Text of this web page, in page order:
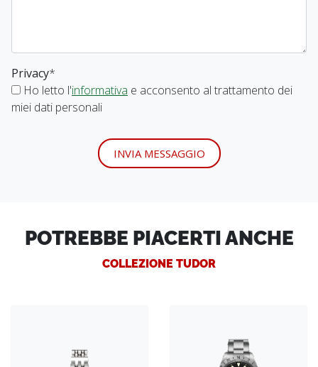
Privacy*
Ho letto l'informativa e acconsento al trattamento dei
miei dati personali
INVIA MESSAGGIO
POTREBBE PIACERTI ANCHE
COLLEZIONE TUDOR